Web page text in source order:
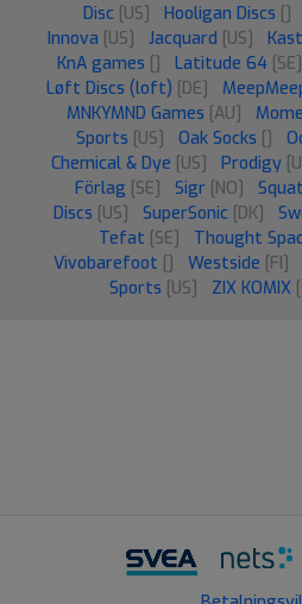
Disc [US] Hooligan Discs []
Innova [US] Jacquard [US]
KnA games [] Latitude 64 [SE]
Løft Discs (loft) [DE]
MNKYMND Games [AU]
Sports [US] Oak Socks []
Chemical & Dye [US] Prodigy
Förlag [SE] Sigr [NO]
Discs [US] SuperSonic [DK]
Tefat [SE] Thought
Vivobarefoot [] Westside [FI]
Sports [US] ZIX KOMIX